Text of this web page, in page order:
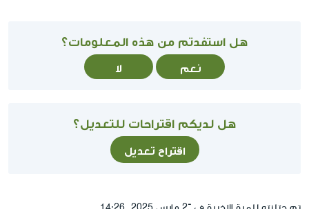
هل استفدتم من هذه المعلومات؟
نعم لا
هل لديكم اقتراحات للتعديل؟
اقتراح تعديل